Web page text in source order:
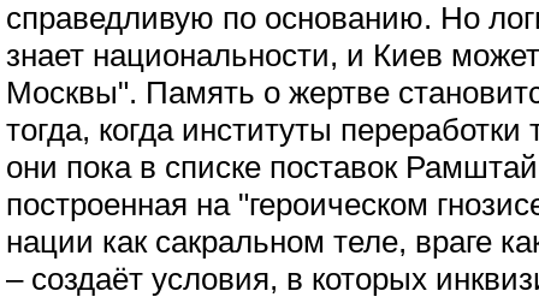
справедливую по основанию. Но
знает национальности, и Киев
Москвы". Память о жертве
тогда, когда институты
они пока в списке поставок
построенная на "героическом
нации как сакральном теле, враге
– создаёт условия, в которых